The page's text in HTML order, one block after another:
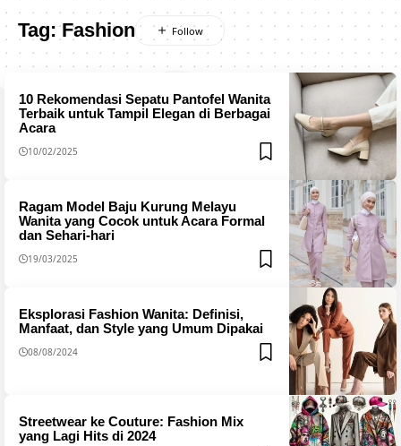
Tag:Fashion
10 Rekomendasi Sepatu Pantofel Wanita
Terbaik untuk Tampil Elegan di Berbagai
Acara
10/02/2025
Ragam Model Baju Kurung Melayu
Wanita yang Cocok untuk Acara Formal
dan Sehari-hari
19/03/2025
Eksplorasi Fashion Wanita: Definisi,
Manfaat, dan Style yang Umum Dipakai
08/08/2024
Streetwear ke Couture: Fashion Mix
yang Lagi Hits di 2024